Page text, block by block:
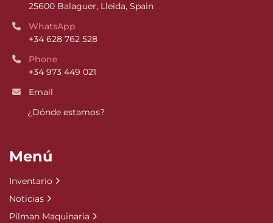
25600 Balaguer, Lleida, Spain
WhatsApp
+34 628 762 528
Phone
+34 973 449 021
Email
¿Dónde estamos?
Menú
Inventario
Noticias
Pilman Maquinaria